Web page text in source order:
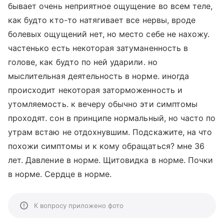
бывает очень неприятное ощущение во всем теле,
как будто кто-то натягивает все нервы, вроде
болевых ощущений нет, но место себе не нахожу.
частенько есть некоторая затуманенность в
голове, как будто по ней ударили. но
мыслительная деятельность в норме. иногда
происходит некоторая заторможенность и
утомляемость. к вечеру обычно эти симптомы
проходят. сон в принципе нормальный, но часто по
утрам встаю не отдохнувшим. Подскажите, на что
похожи симптомы и к кому обращаться? мне 36
лет. Давление в норме. Щитовидка в норме. Почки
в норме. Сердце в норме.
К вопросу приложено фото